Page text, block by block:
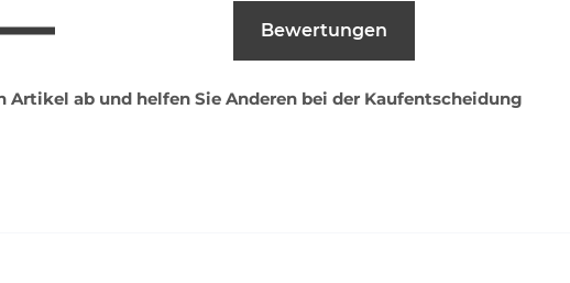
Bewertungen
Artikel ab und helfen Sie Anderen bei der Kaufentscheidung